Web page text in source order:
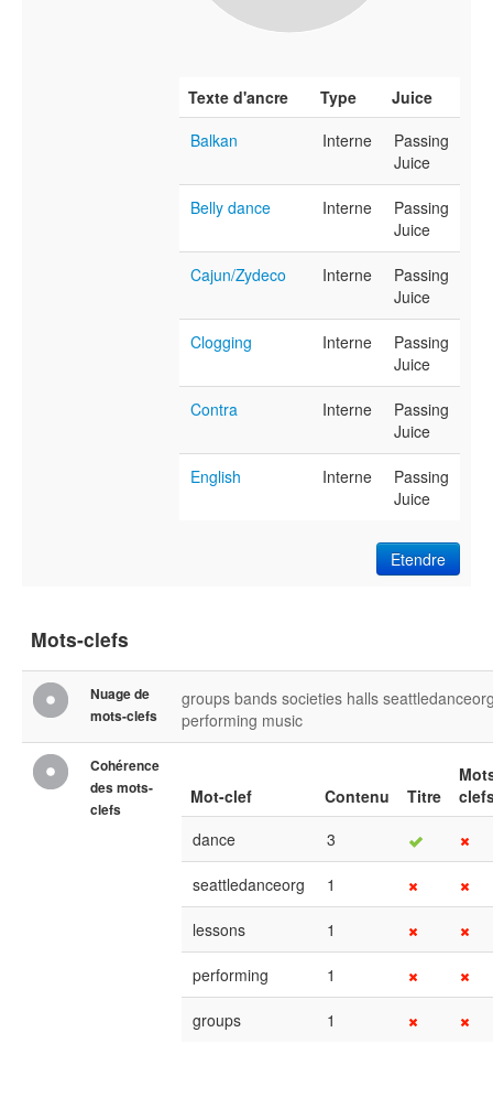
Texte d'ancre Type
Juice
Balkan
Interne
Passing
Juice
Belly dance Interne
Passing
Juice
Cajun/Zydeco Interne
Passing
Juice
Clogging Interne
Passing
Juice
Contra Interne
Passing
Juice
English Interne
Passing
Juice
Etendre
Mots-clefs
Nuage de
mots-clefs
groups bands societies halls
performing music
Cohérence
des mots-
clefs
Mot-clef Contenu Titre
dance
3
seattledanceorg 1
lessons 1
performing 1
groups 1